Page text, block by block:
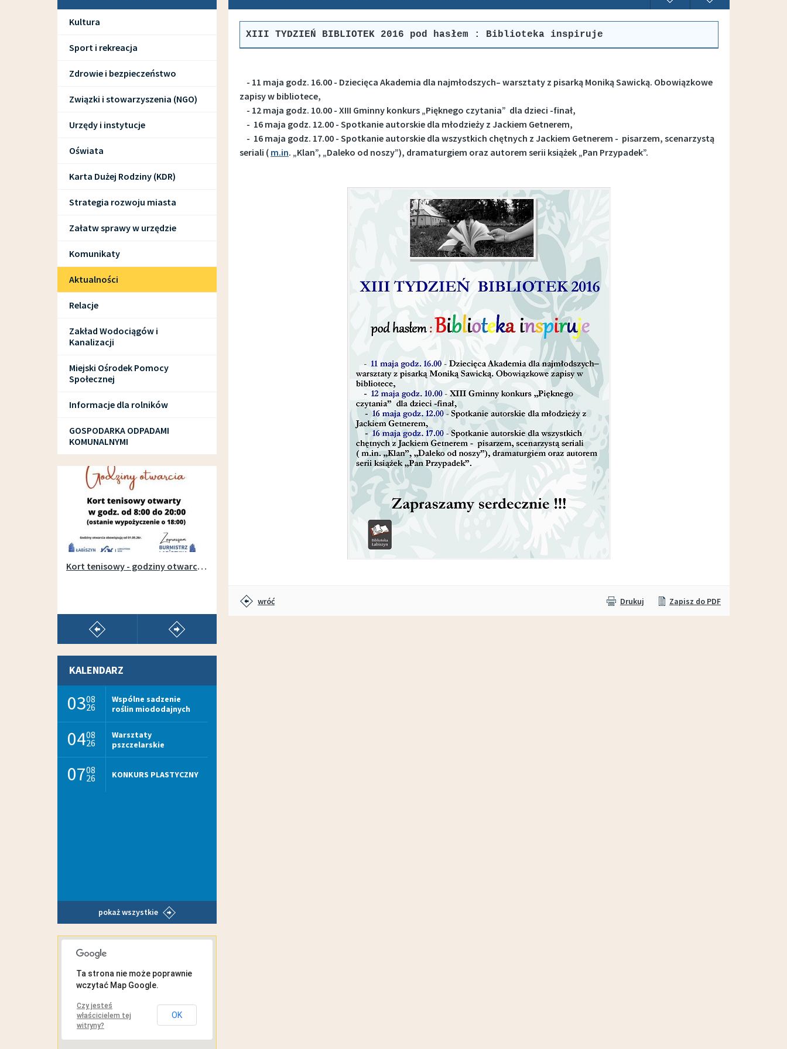
Kultura
Sport i rekreacja
Zdrowie i bezpieczeństwo
Związki i stowarzyszenia (NGO)
Urzędy i instytucje
Oświata
Karta Dużej Rodziny (KDR)
Strategia rozwoju miasta
Załatw sprawy w urzędzie
Komunikaty
Aktualności
Relacje
Zakład Wodociągów i
Kanalizacji
Miejski Ośrodek Pomocy
Społecznej
Informacje dla rolników
GOSPODARKA ODPADAMI
KOMUNALNYMI
SPORT I REKREACJA
pokaż poprzedni artykuł
Kort tenisowy - godziny otwarcia w sezonie 2026
KALENDARZ
0308
26
Wspólne sadzenie
roślin miododajnych
0408
26
Warsztaty
pszczelarskie
0708
26 KONKURS PLASTYCZNY
pokaż wszystkie
MAPA INTERAKTYWNA
Ta strona nie może poprawnie
wczytać Map Google.
Czy jesteś
właścicielem tej
witryny?
OK
XIII TYDZIEŃ BIBLIOTEK 2016 pod hasłem : Biblioteka inspiruje
- 11 maja godz. 16.00 - Dziecięca Akademia dla najmłodszych– warsztaty z pisarką Moniką Sawicką. Obowiązkowe
zapisy w bibliotece,
- 12 maja godz. 10.00 - XIII Gminny konkurs „Pięknego czytania” dla dzieci -finał,
- 16 maja godz. 12.00 - Spotkanie autorskie dla młodzieży z Jackiem Getnerem,
- 16 maja godz. 17.00 - Spotkanie autorskie dla wszystkich chętnych z Jackiem Getnerem - pisarzem, scenarzystą
seriali ( m.in. „Klan”, „Daleko od noszy”), dramaturgiem oraz autorem serii książek „Pan Przypadek”.
wróć Drukuj Zapisz do PDF